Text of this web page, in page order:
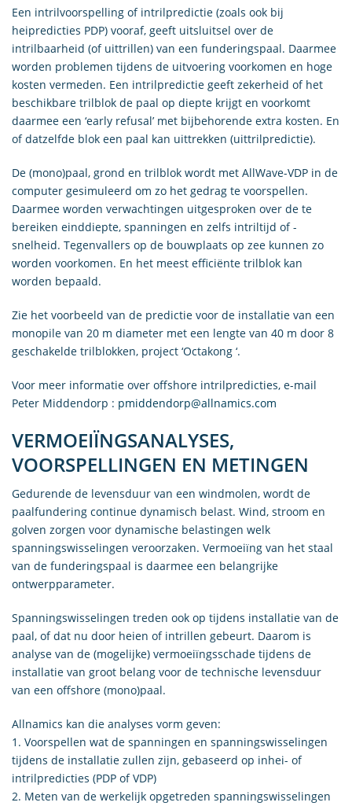
Een intrilvoorspelling of intrilpredictie (zoals ook bij
heipredicties PDP) vooraf, geeft uitsluitsel over de
intrilbaarheid (of uittrillen) van een funderingspaal. Daarmee
worden problemen tijdens de uitvoering voorkomen en hoge
kosten vermeden. Een intrilpredictie geeft zekerheid of het
beschikbare trilblok de paal op diepte krijgt en voorkomt
daarmee een ‘early refusal’ met bijbehorende extra kosten. En
of datzelfde blok een paal kan uittrekken (uittrilpredictie).
De (mono)paal, grond en trilblok wordt met AllWave-VDP in de
computer gesimuleerd om zo het gedrag te voorspellen.
Daarmee worden verwachtingen uitgesproken over de te
bereiken einddiepte, spanningen en zelfs intriltijd of -
snelheid. Tegenvallers op de bouwplaats op zee kunnen zo
worden voorkomen. En het meest efficiënte trilblok kan
worden bepaald.
Zie het voorbeeld van de predictie voor de installatie van een
monopile van 20 m diameter met een lengte van 40 m door 8
geschakelde trilblokken, project ‘Octakong ‘.
Voor meer informatie over offshore intrilpredicties, e-mail
Peter Middendorp : pmiddendorp@allnamics.com
VERMOEIÏNGSANALYSES,
VOORSPELLINGEN EN METINGEN
Gedurende de levensduur van een windmolen, wordt de
paalfundering continue dynamisch belast. Wind, stroom en
golven zorgen voor dynamische belastingen welk
spanningswisselingen veroorzaken. Vermoeiïng van het staal
van de funderingspaal is daarmee een belangrijke
ontwerpparameter.
Spanningswisselingen treden ook op tijdens installatie van de
paal, of dat nu door heien of intrillen gebeurt. Daarom is
analyse van de (mogelijke) vermoeiïngsschade tijdens de
installatie van groot belang voor de technische levensduur
van een offshore (mono)paal.
Allnamics kan die analyses vorm geven:
1. Voorspellen wat de spanningen en spanningswisselingen
tijdens de installatie zullen zijn, gebaseerd op inhei- of
intrilpredicties (PDP of VDP)
2. Meten van de werkelijk opgetreden spanningswisselingen